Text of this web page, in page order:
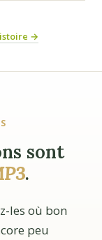
→
sont
.
les où bon
peu